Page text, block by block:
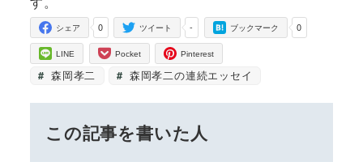
0
シェア -
ツイート 0
ブックマーク
LINE Pocket Pinterest
森岡孝二 森岡孝二の連続エッセイ
この記事を書いた人